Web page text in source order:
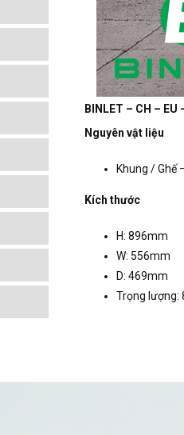
BINLET – CH – EU
Nguyên vật liệu
Khung / Ghế
Kích thước
H: 896mm
W: 556mm
D: 469mm
Trọng lượng: